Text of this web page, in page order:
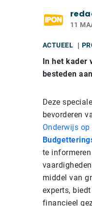
11
ACTUEEL
In het kader
besteden
Deze
bevorderen
Onderwijs
te
middel van
experts,
financieel